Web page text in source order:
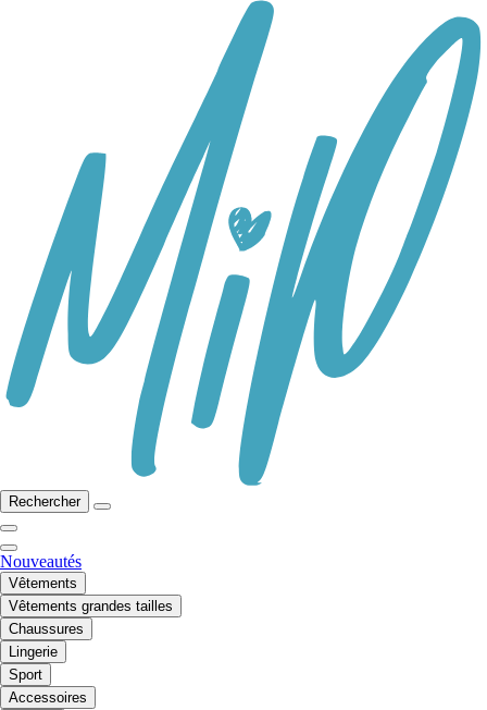
Rechercher
Nouveautés
Vêtements
Vêtements grandes tailles
Chaussures
Lingerie
Sport
Accessoires